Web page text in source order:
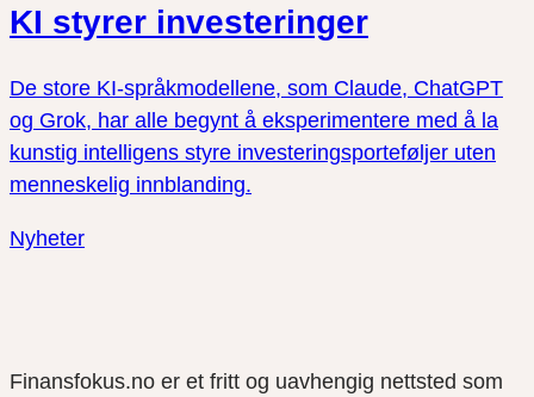
KI styrer investeringer
De store KI-språkmodellene, som Claude, ChatGPT
og Grok, har alle begynt å eksperimentere med å la
kunstig intelligens styre investeringsporteføljer uten
menneskelig innblanding.
Nyheter
Finansfokus.no er et fritt og uavhengig nettsted som